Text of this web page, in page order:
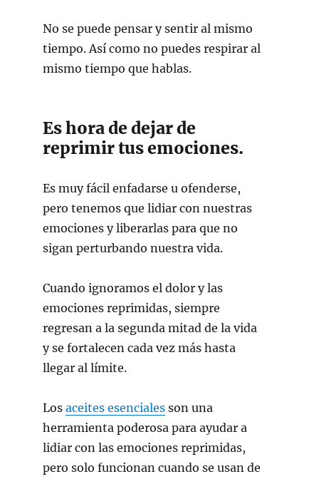
No se puede pensar y sentir al mismo
tiempo. Así como no puedes respirar al
mismo tiempo que hablas.
Es hora de dejar de
reprimir tus emociones.
Es muy fácil enfadarse u ofenderse,
pero tenemos que lidiar con nuestras
emociones y liberarlas para que no
sigan perturbando nuestra vida.
Cuando ignoramos el dolor y las
emociones reprimidas, siempre
regresan a la segunda mitad de la vida
y se fortalecen cada vez más hasta
llegar al límite.
Los aceites esenciales son una
herramienta poderosa para ayudar a
lidiar con las emociones reprimidas,
pero solo funcionan cuando se usan de